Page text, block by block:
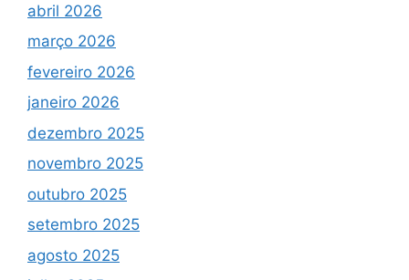
abril 2026
março 2026
fevereiro 2026
janeiro 2026
dezembro 2025
novembro 2025
outubro 2025
setembro 2025
agosto 2025